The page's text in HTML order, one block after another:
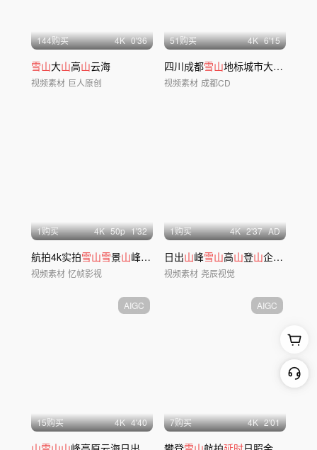
144购买 4K 0'36
雪山大山高山云海
视频素材 巨人原创
51购买 4K 6'15
四川成都雪山地标城市大景航拍
视频素材 成都CD
1购买 4K 50p 1'32
航拍4k实拍雪山雪景山峰冰川 雪山延时
视频素材 忆帧影视
1购买 4K 2'37 AD
日出山峰雪山高山登山企业精神
视频素材 尧辰视觉
AIGC
15购买 4K 4'40
AIGC
7购买 4K 2'01